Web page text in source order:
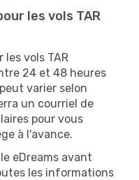
les vols TAR
vols TAR
24 et 48 heures
varier selon
un courriel de
pour vous
à l'avance.
eDreams avant
les informations